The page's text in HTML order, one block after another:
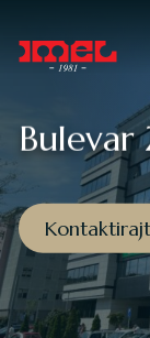
Glavna